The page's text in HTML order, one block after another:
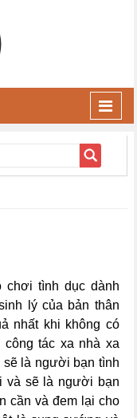
chơi tình dục dành
lý của bản thân
nhất khi không có
tác xa nhà xa
sẽ là người bạn tình
và sẽ là người bạn
cần và đem lại cho